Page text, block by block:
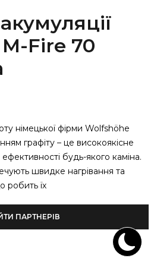
Fire 70
німецької фірми Wolfshöhe
графіту – це високоякісне
будь-якого каміна.
швидке нагрівання та
робить їх
ПАРТНЕРІВ